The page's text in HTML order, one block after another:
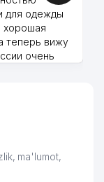
887 м
896 м
для одежды
хорошая
теперь вижу
очень
ma'lumot,